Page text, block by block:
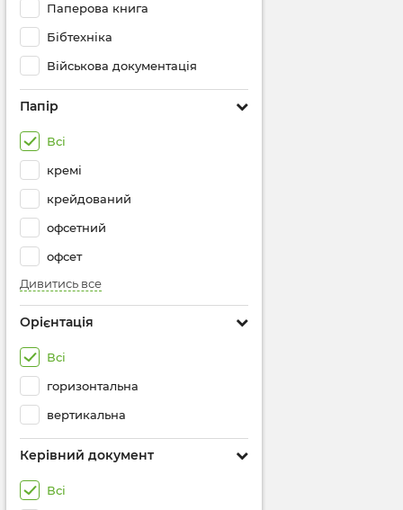
Паперова книга
Бібтехніка
Військова документація
Папір
Всі
кремі
крейдований
офсетний
офсет
Дивитись все
Орієнтація
Всі
горизонтальна
вертикальна
Керівний документ
Всі